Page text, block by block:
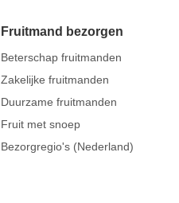
Fruitmand bezorgen
Beterschap fruitmanden
Zakelijke fruitmanden
Duurzame fruitmanden
Fruit met snoep
Bezorgregio's (Nederland)